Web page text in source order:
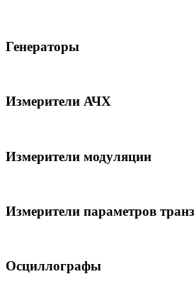
Генераторы
Измерители АЧХ
Измерители модуляции
Измерители параметров
Осциллографы